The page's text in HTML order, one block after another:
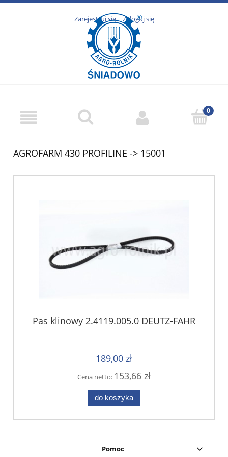
Zarejestruj się Zaloguj się
AGROFARM 430 PROFILINE -> 15001
Pas klinowy 2.4119.005.0 DEUTZ-FAHR
189,00 zł
Cena netto: 153,66 zł
do koszyka
Pomoc